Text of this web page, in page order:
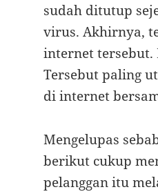
sudah ditutup
virus. Akhirnya,
internet tersebut.
Tersebut paling
di internet
Mengelupas
berikut cukup
pelanggan itu